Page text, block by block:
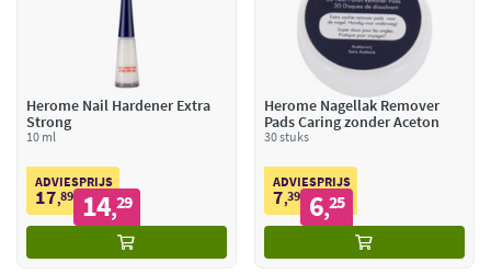
Herome Nail Hardener Extra
Strong
10 ml
ADVIESPRIJS
17,89 14,29
Herome Nagellak Remover
Pads Caring zonder Aceton
30 stuks
ADVIESPRIJS
7,39 6,25